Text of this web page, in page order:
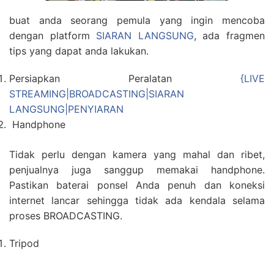
buat anda seorang pemula yang ingin mencoba
dengan platform SIARAN LANGSUNG, ada fragmen
tips yang dapat anda lakukan.
Persiapkan Peralatan {LIVE
STREAMING|BROADCASTING|SIARAN
LANGSUNG|PENYIARAN
Handphone
Tidak perlu dengan kamera yang mahal dan ribet,
penjualnya juga sanggup memakai handphone.
Pastikan baterai ponsel Anda penuh dan koneksi
internet lancar sehingga tidak ada kendala selama
proses BROADCASTING.
Tripod